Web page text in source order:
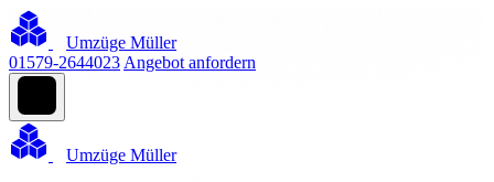
Umzüge Müller
01579-2644023 Angebot anfordern
Umzüge Müller